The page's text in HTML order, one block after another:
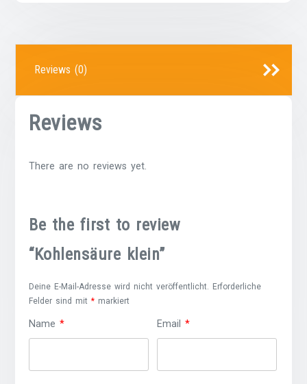
Reviews (0)
Reviews
There are no reviews yet.
Be the first to review
“Kohlensäure klein”
Deine E-Mail-Adresse wird nicht veröffentlicht.
Erforderliche
Felder sind mit* markiert
Name* Email*